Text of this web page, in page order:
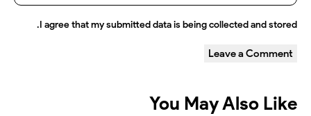
I agree that my submitted data is beingcollected and stored
.
You May Also Like